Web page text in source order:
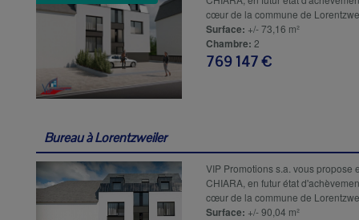
cœur de la commune de
Surface: +/- 73,16 m²
Chambre: 2
769 147 €
Bureau àLorentzweiler
VIP Promotions s.a. vous propose
CHIARA, en futur état
cœur de la commune de
Surface: +/- 90,04 m²